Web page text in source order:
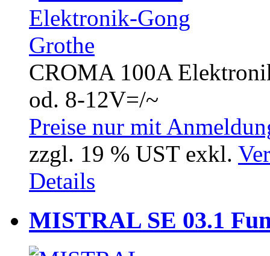
CROMA 100A
od. 8-12V=/~
Preise nur mit
zzgl. 19 % UST exkl.
Details
MISTRAL SE 03.1